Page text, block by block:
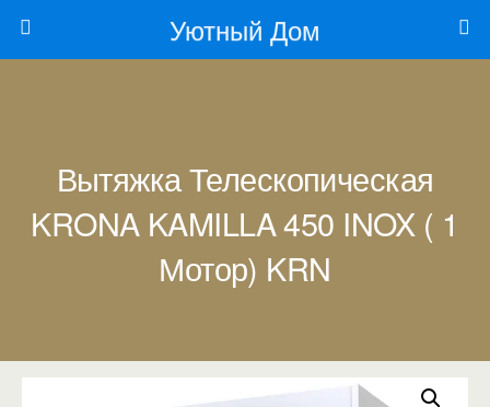
Уютный Дом
Вытяжка Телескопическая
KRONA KAMILLA 450 INOX ( 1
Мотор) KRN